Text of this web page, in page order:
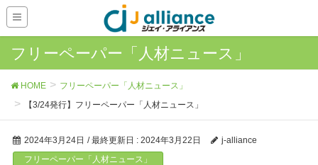
フリーペーパー「人材ニュース」
HOME
フリーペーパー「人材ニュース」
【3/24発行】フリーペーパー「人材ニュース」
2024年3月24日 / 最終更新日 : 2024年3月22日
j-alliance
フリーペーパー「人材ニュース」